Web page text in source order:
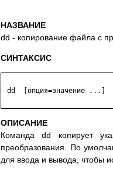
НАЗВАНИЕ
dd - копирование файла с
СИНТАКСИС
dd  [опция=значение ...]
ОПИСАНИЕ
Команда dd копирует
преобразования. По
для ввода и вывода, чтобы